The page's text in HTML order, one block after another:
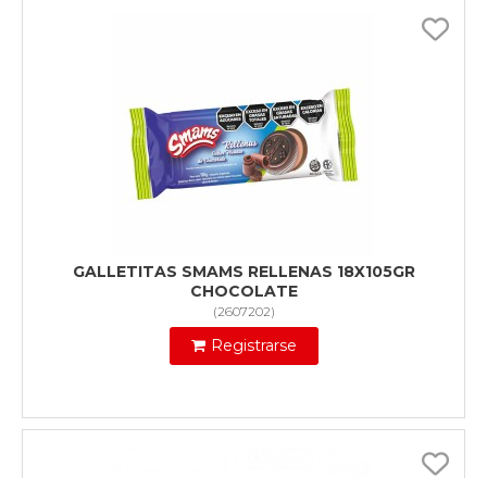
GALLETITAS SMAMS RELLENAS 18X105GR
CHOCOLATE
(2607202)
Registrarse